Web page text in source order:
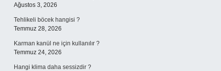
Ağustos 3, 2026
Tehlikeli böcek hangisi ?
Temmuz 28, 2026
Karman kanül ne için kullanılır ?
Temmuz 24, 2026
Hangi klima daha sessizdir ?